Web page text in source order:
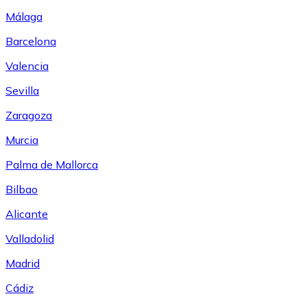
Málaga
Barcelona
Valencia
Sevilla
Zaragoza
Murcia
Palma de Mallorca
Bilbao
Alicante
Valladolid
Madrid
Cádiz